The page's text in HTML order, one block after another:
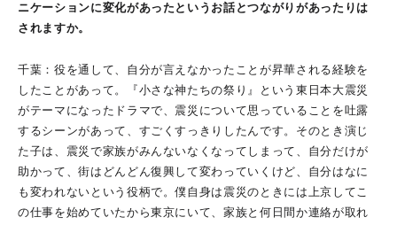
ニケーションに変化があったというお話とつながりがあったりは
されますか。
千葉：役を通して、自分が言えなかったことが昇華される経験を
したことがあって。『小さな神たちの祭り』という東日本大震災
がテーマになったドラマで、震災について思っていることを吐露
するシーンがあって、すごくすっきりしたんです。そのとき演じ
た子は、震災で家族がみんないなくなってしまって、自分だけが
助かって、街はどんどん復興して変わっていくけど、自分はなに
も変われないという役柄で。僕自身は震災のときには上京してこ
の仕事を始めていたから東京にいて、家族と何日間か連絡が取れ